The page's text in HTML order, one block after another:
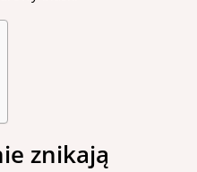
znikają